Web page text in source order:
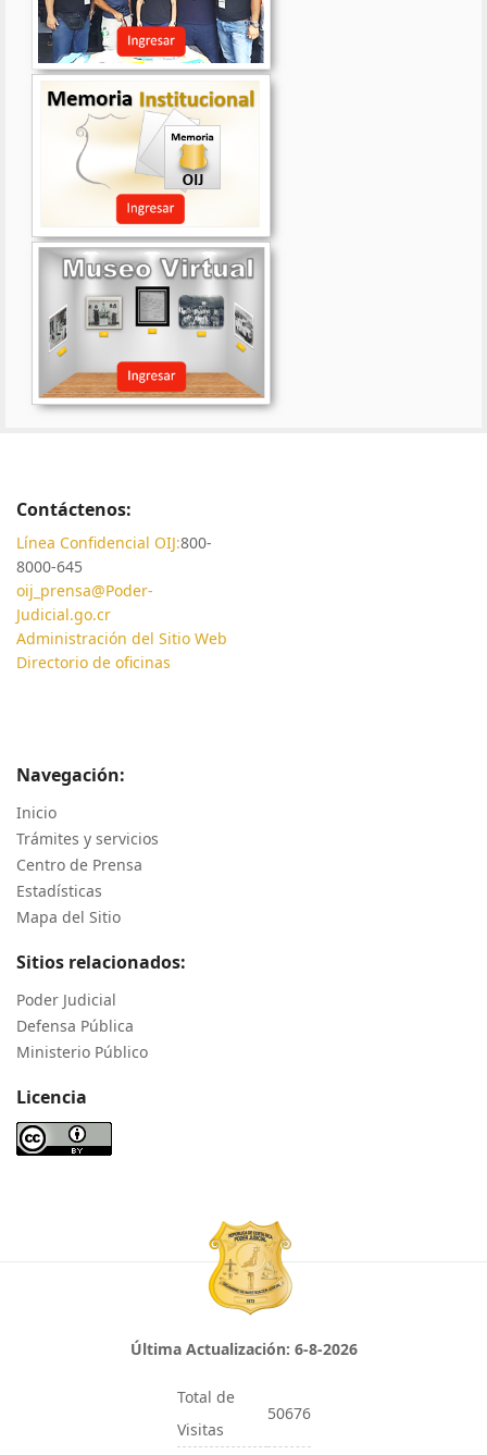
Contáctenos:
Línea Confidencial OIJ:800-
8000-645
oij_prensa@Poder-
Judicial.go.cr
Administración del Sitio Web
Directorio de oficinas
Navegación:
Inicio
Trámites y servicios
Centro de Prensa
Estadísticas
Mapa del Sitio
Sitios relacionados:
Poder Judicial
Defensa Pública
Ministerio Público
Licencia
Última Actualización: 6-8-2026
Total de
Visitas
50676